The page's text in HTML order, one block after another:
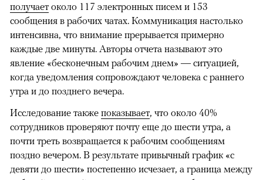
получает около 117 электронных писем и 153
сообщения в рабочих чатах. Коммуникация настолько
интенсивна, что внимание прерывается примерно
каждые две минуты. Авторы отчета называют это
явление «бесконечным рабочим днем» — ситуацией,
когда уведомления сопровождают человека с раннего
утра и до позднего вечера.
Исследование также показывает, что около 40%
сотрудников проверяют почту еще до шести утра, а
почти треть возвращается к рабочим сообщениям
поздно вечером. В результате привычный график «с
девяти до шести» постепенно исчезает, а граница между